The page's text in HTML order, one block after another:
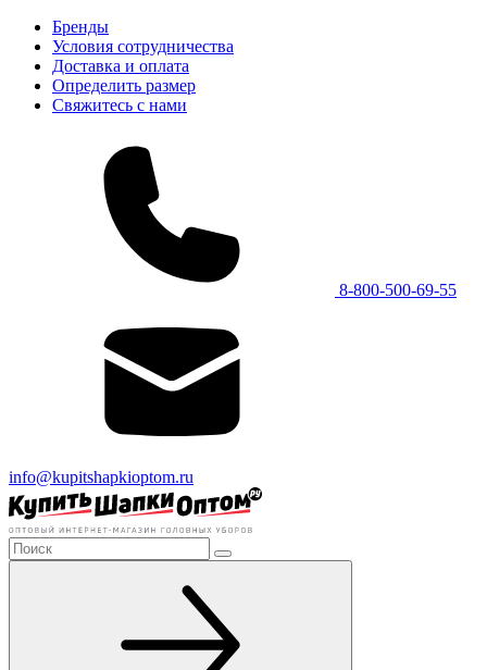
Бренды
Условия сотрудничества
Доставка и оплата
Определить размер
Свяжитесь с нами
8-800-500-69-55
info@kupitshapkioptom.ru